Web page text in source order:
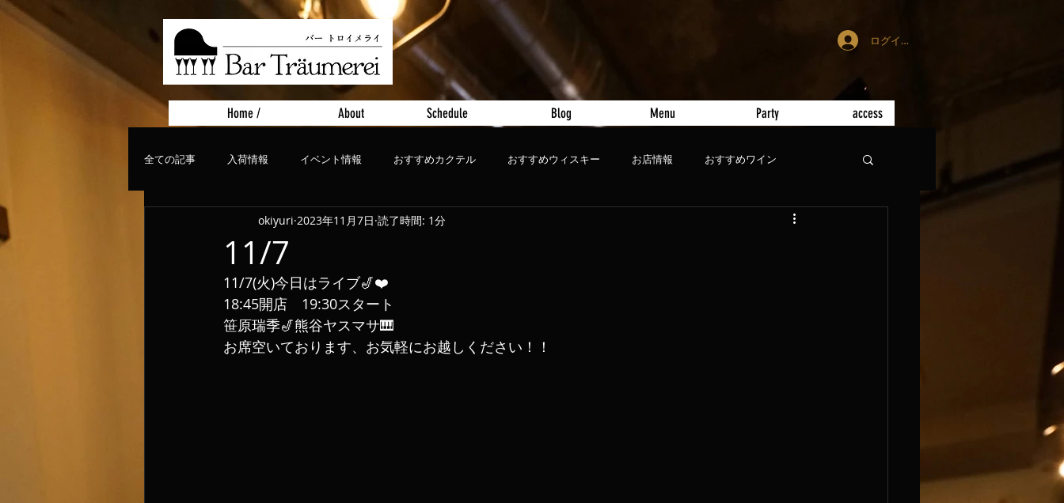
ログイン
Home / About Schedule Blog Menu Party access
全ての記事 入荷情報 イベント情報 おすすめカクテル おすすめウィスキー お店情報 おすすめワイン
ライブ、コンサート おすすめビール
11/7
okiyuri 2023年11月7日 読了時間: 1分
11/7(火)今日はライブ🎷❤️
18:45開店　19:30スタート
笹原瑞季🎷熊谷ヤスマサ🎹
お席空いております、お気軽にお越しください！！